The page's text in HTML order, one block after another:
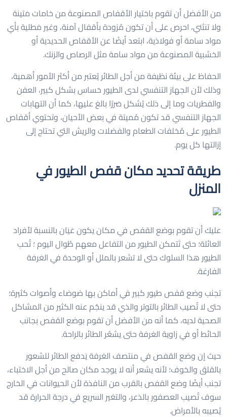
من الأفضل أن تقوم باختيار الأقفاص المصنوعة من خامات مَتينة
ولا تنثني، احرص على أن تكون مُزودة بأقفال آمنة، وغير مَطلية بأي
مواد سامة أو فولاذية، ابتعد أيضًا عن الأقفاص الحديدية أو
الخشبية المصنوعة من مواد سامة مثل الرصاص والزنك.
الحفاظ على بيئة نظيفة من أجل الطائر يُعتبر من أكثر الأمور أهمية،
وذلك لأن الجهاز التنفسي لدى الطيور حَساس بشكل كبير، العفن
والفطريات وما إلى ذلك يُشكل ضررًا بالغ عليها، كما أن التهابات
الجهاز التنفسي قد تكون مُميتة في بعض الأحيان، وتحتوي أقفاص
الطيور على مُخلفات الطعام والفضلات والريش التي تحتاج إلى
إزالتها كل يوم.
طريقة تحديد مكان قفص الطيور في
المنزل
عليك أن تقوم بوضع القفص في مكان يكون عَيَان بالنسبة لأفراد
العائلة؛ حتى تَتمكن الطيور من التفاعل معهم طُوال اليوم ؛ تُحب
الطيور هذا السلوك حتى لا تشعر بالملل أو الوحدة في الغرفة
الفارغة.
تجنب وضع قفص طيور كبير في أماكن بها ضوضاء وأصوات كثيرة؛
حتى لا تُصيب الطائر بالتوتر والذي قد ينجُم عنه الكثير من المشاكل
الصحية لديه، كما أنه من الأفضل أن تقوم بوضع القفص بجانب
الحائط أو في زاوية الغرفة حتى يشعُر الطائر بالراحة.
حيث إن وضع القفص في منتصف الغرفة يَدفع الطائر للشعور
بالقلق والخوف؛ لأنه يشعر أنه لا يوجد مكان صالح من أجل الاختباء،
تجنب أيضًا وضع القفص بالقرب من النافذة لأن الحيوانات في الخارج
سوف تُصيب العصفور بالذعر، والتغير السريع في درجة الحرارة قد
يُصيبه بالأمراض.